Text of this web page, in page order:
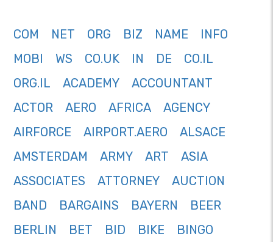
COM NET ORG BIZ NAME
INFO
MOBI
WS CO.UK IN DE
CO.IL
ORG.IL
ACADEMY
ACCOUNTANT
ACTOR
AERO AFRICA
AGENCY
AIRFORCE
AIRPORT.AERO
ALSACE
AMSTERDAM
ARMY ART
ASIA
ASSOCIATES
ATTORNEY
AUCTION
BAND
BARGAINS BAYERN
BEER
BERLIN
BET BID BIKE
BINGO